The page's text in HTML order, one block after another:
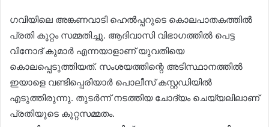
ഗവിയിലെ അങ്കണവാടി ഹെൽപ്പറുടെ കൊലപാതകത്തിൽ
പ്രതി കുറ്റം സമ്മതിച്ചു. ആദിവാസി വിഭാഗത്തിൽ പെട്ട
വിനോദ് കുമാർ എന്നയാളാണ് യുവതിയെ
കൊലപ്പെടുത്തിയത്. സംശയത്തിന്റെ അടിസ്ഥാനത്തിൽ
ഇയാളെ വണ്ടിപ്പെരിയാർ പൊലീസ് കസ്റ്റഡിയിൽ
എടുത്തിരുന്നു. തുടർന്ന് നടത്തിയ ചോദ്യം ചെയ്യലിലാണ്
പ്രതിയുടെ കുറ്റസമ്മതം.